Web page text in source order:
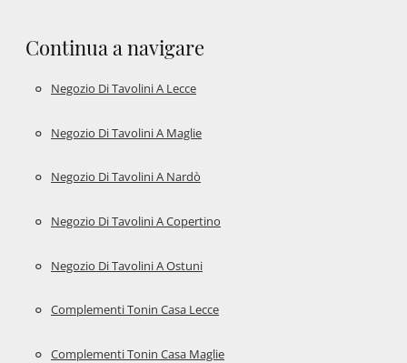
Continua a navigare
Negozio Di Tavolini A Lecce
Negozio Di Tavolini A Maglie
Negozio Di Tavolini A Nardò
Negozio Di Tavolini A Copertino
Negozio Di Tavolini A Ostuni
Complementi Tonin Casa Lecce
Complementi Tonin Casa Maglie